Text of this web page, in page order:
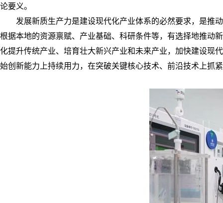
论要义。
发展新质生产力是建设现代化产业体系的必然要求，是推
根据本地的资源禀赋、产业基础、科研条件等，有选择地推动
化提升传统产业、培育壮大新兴产业和未来产业，加快建设现
始创新能力上持续用力，在突破关键核心技术、前沿技术上抓